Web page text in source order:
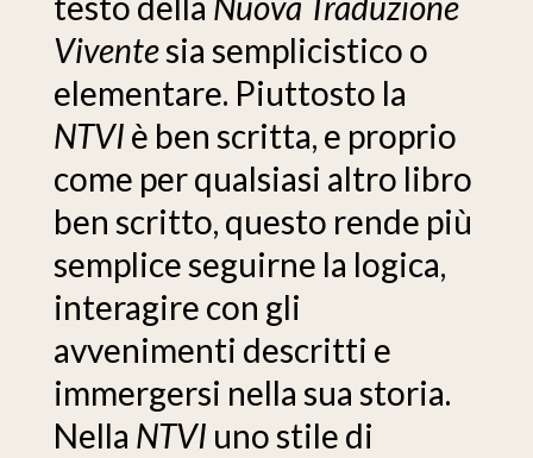
Viventesia semplicistico o
elementare. Piuttosto la
NTVI è ben scritta, e proprio
come per qualsiasi altro libro
ben scritto, questo rende più
semplice seguirne la logica,
interagire con gli
avvenimenti descritti e
immergersi nella sua storia.
Nella NTVI uno stile di